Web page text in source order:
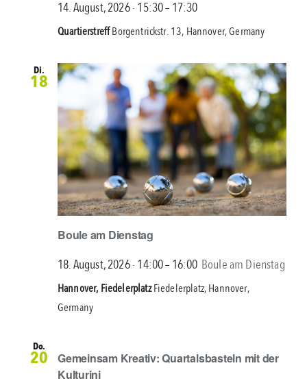
14. August, 2026 ∙ 15:30– 17:30
in
Wülfel,
Seelhorst
QuartierstreffBorgentrickstr. 13, Hannover, Germany
Di.
18
Boule am Dienstag
18. August, 2026 ∙ 14:00– 16:00 Boule am Dienstag
Hannover, FiedelerplatzFiedelerplatz, Hannover,
Germany
Do.
20
Gemeinsam Kreativ: Quartalsbasteln mit der
Kulturini